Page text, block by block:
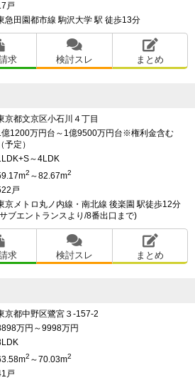
戸
急田園都市線 駒沢大学 駅 徒歩13分
求 検討スレ まとめ
京都文京区小石川４丁目
億1200万円台～1億9500万円台※権利金含む
（予定）
～4LDK
2 ～82.67m2
戸
京メトロ丸ノ内線・南北線 後楽園 駅徒歩12分
ブエントランスより/8番出口まで)
求 検討スレ まとめ
京都中野区鷺宮３-157-2
万円～9998万円
2 ～70.03m2
戸